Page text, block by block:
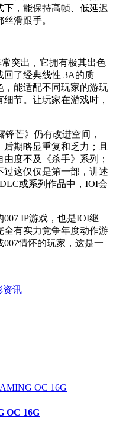
下，能保持高帧、低延迟
滑跟手。
突出，它拥有极其出色
回了经典线性 3A的质
，能适配不同玩家的游玩
节。让玩家在游戏时，
芒》仍有改进空间，
期略显重复和乏力；且
度不及《杀手》系列；
这仅仅是第一部，讲述
或系列作品中，IOI会
IP游戏，也是IOI继
全有实力竞争年度动作游
情怀的玩家，这是一
资讯
OC 16G